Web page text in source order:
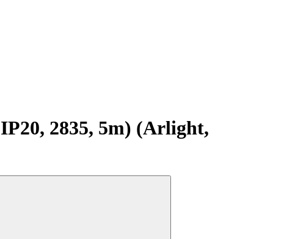
2835, 5m) (Arlight,